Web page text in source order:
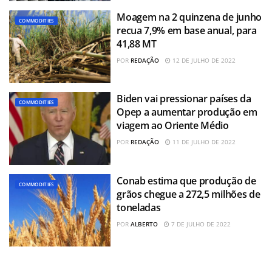
COMMODITIES
Moagem na 2 quinzena de junho
recua 7,9% em base anual, para
41,88 MT
POR REDAÇÃO 12 DE JULHO DE 2022
COMMODITIES
Biden vai pressionar países da
Opep a aumentar produção em
viagem ao Oriente Médio
POR REDAÇÃO 11 DE JULHO DE 2022
COMMODITIES
Conab estima que produção de
grãos chegue a 272,5 milhões de
toneladas
POR ALBERTO 7 DE JULHO DE 2022